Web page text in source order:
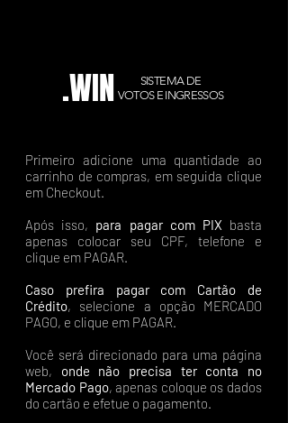
.WIN
SISTEMA DE
VOTOS E INGRESSOS
Primeiro adicione uma quantidade ao
carrinho de compras, em seguida clique
em Checkout.
Após isso, para pagar com PIX basta
apenas colocar seu CPF, telefone e
clique em PAGAR.
Caso prefira pagar com Cartão de
Crédito, selecione a opção MERCADO
PAGO, e clique em PAGAR.
Você será direcionado para uma página
web, onde não precisa ter conta no
Mercado Pago, apenas coloque os dados
do cartão e efetue o pagamento.